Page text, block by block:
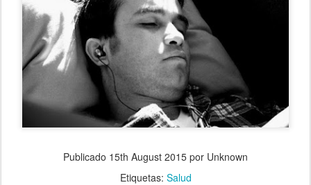
Publicado 15th August 2015 por Unknown
Etiquetas: Salud